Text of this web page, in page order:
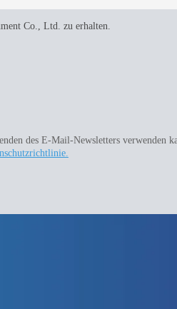
Co., Ltd. zu erhalten.
des E-Mail-Newsletters verwenden